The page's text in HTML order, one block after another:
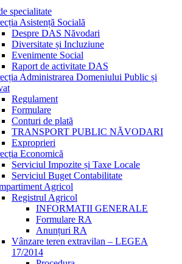
specialitate
Asistență Socială
Despre DAS Năvodari
Diversitate și Incluziune
Evenimente Social
Raport de activitate DAS
Administrarea Domeniului Public și
Regulament
Formulare
Conturi de plată
TRANSPORT PUBLIC NĂVODARI
Exproprieri
Economică
Serviciul Impozite și Taxe Locale
Serviciul Buget Contabilitate
Agricol
Registrul Agricol
INFORMATII GENERALE
Formulare RA
Anunțuri RA
Vânzare teren extravilan – LEGEA
17/2014